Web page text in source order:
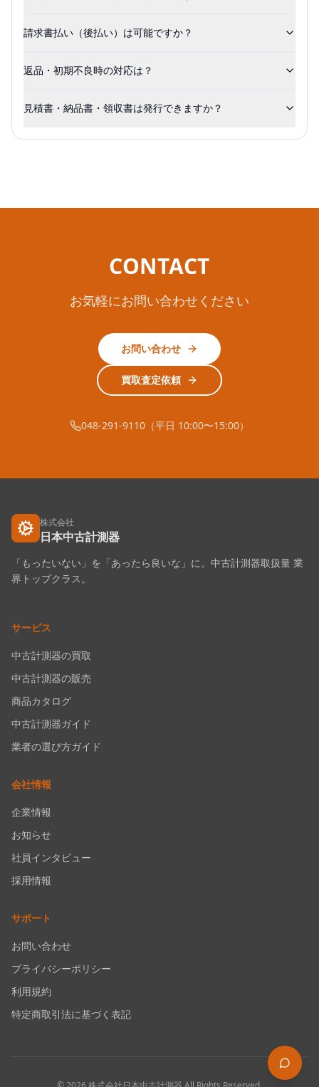
請求書払い（後払い）は可能ですか？
返品・初期不良時の対応は？
見積書・納品書・領収書は発行できますか？
CONTACT
お気軽にお問い合わせください
お問い合わせ
買取査定依頼
048-291-9110（平日 10:00〜15:00）
株式会社
日本中古計測器
「もったいない」を「あったら良いな」に。中古計測器取扱量 業
界トップクラス。
サービス
中古計測器の買取
中古計測器の販売
商品カタログ
中古計測器ガイド
業者の選び方ガイド
会社情報
企業情報
お知らせ
社員インタビュー
採用情報
サポート
お問い合わせ
プライバシーポリシー
利用規約
特定商取引法に基づく表記